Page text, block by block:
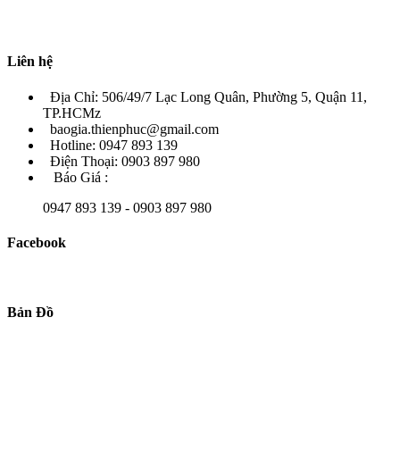
Liên hệ
Địa Chỉ: 506/49/7 Lạc Long Quân, Phường 5, Quận 11,
TP.HCMz
baogia.thienphuc@gmail.com
Hotline: 0947 893 139
Điện Thoại: 0903 897 980
Báo Giá :
0947 893 139 - 0903 897 980
Facebook
Bản Đồ